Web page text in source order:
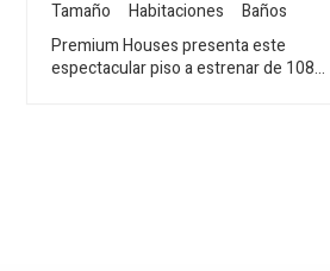
Tamaño
Habitaciones
Baños
Premium Houses presenta este
espectacular piso a estrenar de 108